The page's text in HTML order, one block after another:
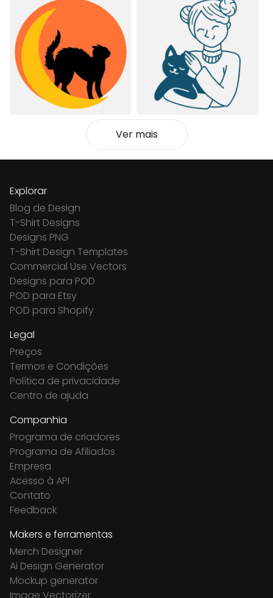
Ver mais
Explorar
Blog de Design
T-Shirt Designs
Designs PNG
T-Shirt Design Templates
Commercial Use Vectors
Designs para POD
POD para Etsy
POD para Shopify
Legal
Preços
Termos e Condições
Política de privacidade
Centro de ajuda
Companhia
Programa de criadores
Programa de Afiliados
Empresa
Acesso à API
Contato
Feedback
Makers e ferramentas
Merch Designer
Ai Design Generator
Mockup generator